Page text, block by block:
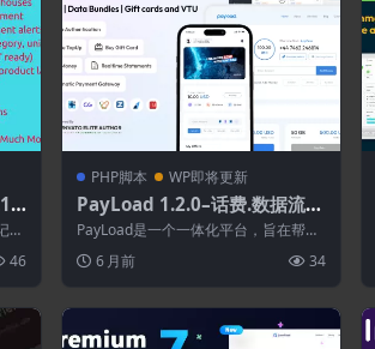
账
46
PHP脚本 WP即将更新
PayLoad 1.2.0–话费.数据流量
包.礼品卡和虚拟充值卡完整解
决方案
PayLoad是一个一体化平台，旨在帮助
套餐和...
6 月前 34